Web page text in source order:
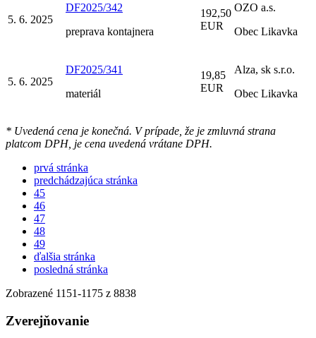
5. 6. 2025
DF2025/342
preprava kontajnera
192,50
EUR
OZO a.s.
Obec Likavka
5. 6. 2025
DF2025/341
materiál
19,85
EUR
Alza, sk s.r.o.
Obec Likavka
* Uvedená cena je konečná. V prípade, že je zmluvná strana
platcom DPH, je cena uvedená vrátane DPH.
prvá stránka
predchádzajúca stránka
45
46
47
48
49
ďalšia stránka
posledná stránka
Zobrazené 1151-1175 z 8838
Zverejňovanie